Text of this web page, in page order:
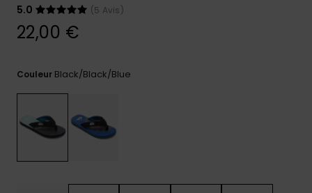
Démarrer
des
réponses
les plus
fréquentes
contact.
5.0
(5 Avis)
22,00 €
Couleur Black/black/blue